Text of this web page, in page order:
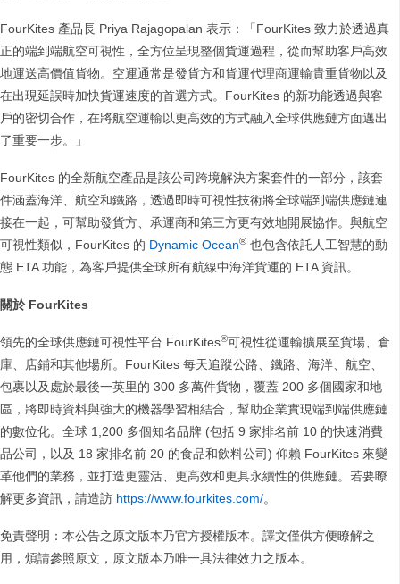
FourKites 產品長 Priya Rajagopalan 表示：「FourKites 致力於透過真
正的端到端航空可視性，全方位呈現整個貨運過程，從而幫助客戶高效
地運送高價值貨物。空運通常是發貨方和貨運代理商運輸貴重貨物以及
在出現延誤時加快貨運速度的首選方式。FourKites 的新功能透過與客
戶的密切合作，在將航空運輸以更高效的方式融入全球供應鏈方面邁出
了重要一步。」
FourKites 的全新航空產品是該公司跨境解決方案套件的一部分，該套
件涵蓋海洋、航空和鐵路，透過即時可視性技術將全球端到端供應鏈連
接在一起，可幫助發貨方、承運商和第三方更有效地開展協作。與航空
可視性類似，FourKites 的 Dynamic Ocean® 也包含依託人工智慧的動
態 ETA 功能，為客戶提供全球所有航線中海洋貨運的 ETA 資訊。
關於 FourKites
領先的全球供應鏈可視性平台 FourKites®可視性從運輸擴展至貨場、倉
庫、店鋪和其他場所。FourKites 每天追蹤公路、鐵路、海洋、航空、
包裹以及處於最後一英里的 300 多萬件貨物，覆蓋 200 多個國家和地
區，將即時資料與強大的機器學習相結合，幫助企業實現端到端供應鏈
的數位化。全球 1,200 多個知名品牌 (包括 9 家排名前 10 的快速消費
品公司，以及 18 家排名前 20 的食品和飲料公司) 仰賴 FourKites 來變
革他們的業務，並打造更靈活、更高效和更具永續性的供應鏈。若要瞭
解更多資訊，請造訪 https://www.fourkites.com/。
免責聲明：本公告之原文版本乃官方授權版本。譯文僅供方便瞭解之
用，煩請參照原文，原文版本乃唯一具法律效力之版本。